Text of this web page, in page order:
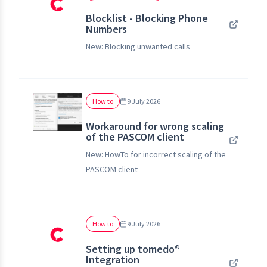
Blocklist - Blocking Phone
Numbers
New: Blocking unwanted calls
How to 9 July 2026
Workaround for wrong scaling
of the PASCOM client
New: HowTo for incorrect scaling of the
PASCOM client
How to 9 July 2026
Setting up tomedo®
Integration